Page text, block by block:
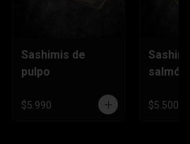
Sashimis de
pulpo
$5.990
salmón
$5.500